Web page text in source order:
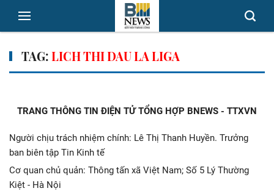
TAG:LICH THI DAU LA LIGA
TRANG THÔNG TIN ĐIỆN TỬ TỔNG HỢP BNEWS - TTXVN
Người chịu trách nhiệm chính: Lê Thị Thanh Huyền. Trưởng
ban biên tập Tin Kinh tế
Cơ quan chủ quản: Thông tấn xã Việt Nam; Số 5 Lý Thường
Kiệt - Hà Nội